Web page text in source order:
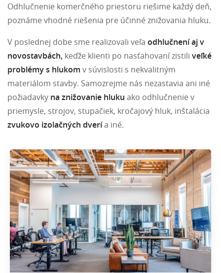
Odhlučnenie komerčného priestoru riešime každý deň,
poznáme vhodné riešenia pre účinné znižovania hluku.
V poslednej dobe sme realizovali veľa odhlučnení aj v
novostavbách, keďže klienti po nasťahovaní zistili veľké
problémy s hlukom v súvislosti s nekvalitným
materiálom stavby. Samozrejme nás nezastavia ani iné
požiadavky na znižovanie hluku ako odhlučnenie v
priemysle, strojov, stupačiek, kročajový hluk, inštalácia
zvukovo izolačných dvería iné.